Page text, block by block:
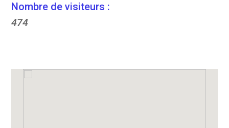
Nombre de visiteurs :
474